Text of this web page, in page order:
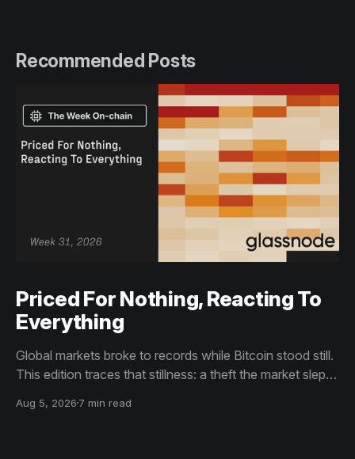
Recommended Posts
Priced For Nothing, Reacting To
Everything
Global markets broke to records while Bitcoin stood still.
This edition traces that stillness: a theft the market slept
than capitulation, and an options market priced for
Aug 5, 2026 7 min read